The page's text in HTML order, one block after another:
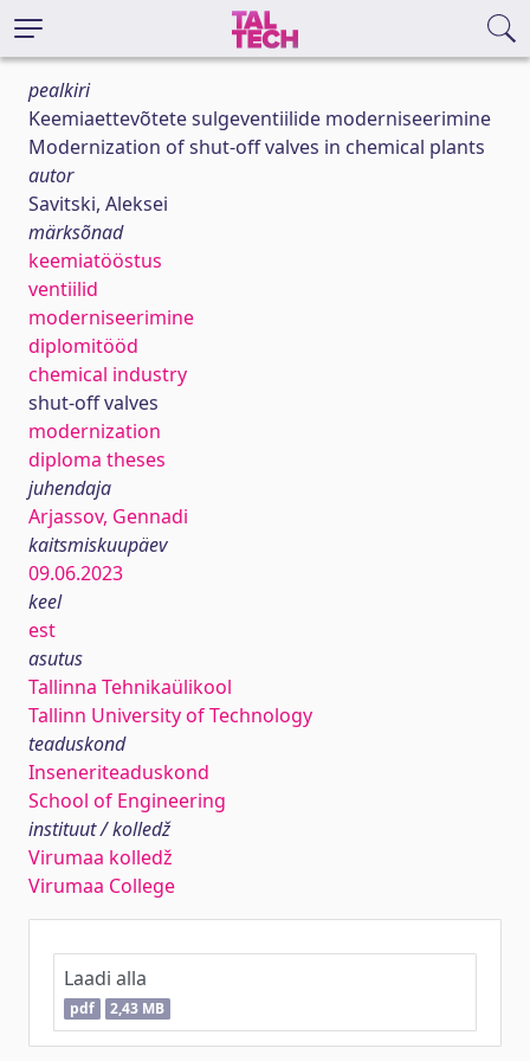
pealkiri
Keemiaettevõtete sulgeventiilide moderniseerimine
Modernization of shut-off valves in chemical plants
autor
Savitski, Aleksei
märksõnad
keemiatööstus
ventiilid
moderniseerimine
diplomitööd
chemical industry
shut-off valves
modernization
diploma theses
juhendaja
Arjassov, Gennadi
kaitsmiskuupäev
09.06.2023
keel
est
asutus
Tallinna Tehnikaülikool
Tallinn University of Technology
teaduskond
Inseneriteaduskond
School of Engineering
instituut / kolledž
Virumaa kolledž
Virumaa College
Laadi alla
pdf 2,43 MB